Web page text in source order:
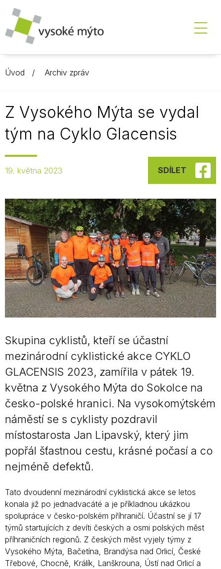
Úvod Archiv zpráv
Z Vysokého Mýta se vydal
tým na Cyklo Glacensis
19. května 2023 SDÍLET
Skupina cyklistů, kteří se účastní
mezinárodní cyklistické akce CYKLO
GLACENSIS 2023, zamířila v pátek 19.
května z Vysokého Mýta do Sokolce na
česko-polské hranici. Na vysokomýtském
náměstí se s cyklisty pozdravil
místostarosta Jan Lipavský, který jim
popřál šťastnou cestu, krásné počasí a co
nejméně defektů.
Tato dvoudenní mezinárodní cyklistická akce se letos
konala již po jednadvacáté a je příkladnou ukázkou
spolupráce v česko-polském příhraničí. Účastní se jí 17
týmů startujících z devíti českých a osmi polských měst
příhraničních regionů. Z českých měst vyjely týmy z
Vysokého Mýta, Bačetína, Brandýsa nad Orlicí, České
Třebové, Chocně, Králík, Lanškrouna, Ústí nad Orlicí a